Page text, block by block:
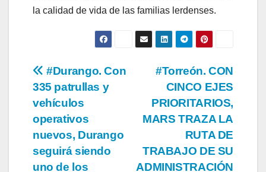
la calidad de vida de las familias lerdenses.
Navegación
de
entradas
#Torreón. CON
CINCO EJES
PRIORITARIOS,
MARS TRAZA LA
RUTA DE
TRABAJO DE SU
ADMINISTRACIÓN
#Durango. Con
335 patrullas y
vehículos
operativos
nuevos, Durango
seguirá siendo
uno de los